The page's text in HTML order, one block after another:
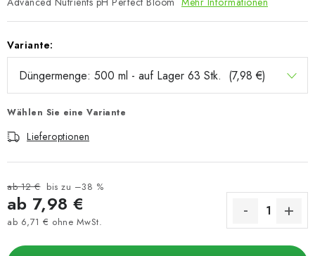
Variante:
Wählen Sie eine Variante
Lieferoptionen
ab 12 € bis zu –38 %
ab 7,98 €
ab 6,71 € ohne MwSt.